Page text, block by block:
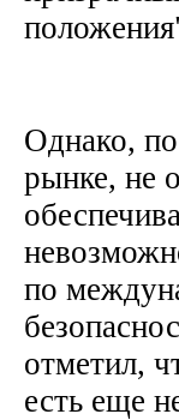
Однако,
рынке, не
по
отметил,
есть еще